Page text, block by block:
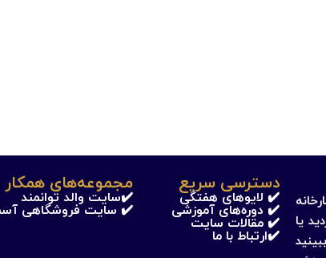
یا
دسترسی سریع
✔️ لایوهای هفتگی
✔️ دوره‌های آموزشی
✔️ مقالات سایت
✔️ارتباط با ما
مجموعه‌های همکار
✔️سایت والد توانمند
✔️ سایت فروشگاهی